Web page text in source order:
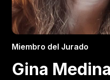
Miembro del Jurado
Gina Medina